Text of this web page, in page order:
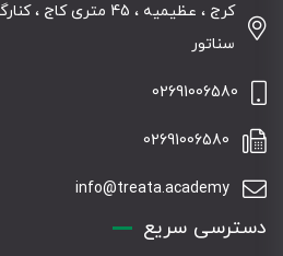
کرج ، عظیمیه ، 45
سناتور
02691006580
02691006580
info@treata.academy
دسترسی سریع